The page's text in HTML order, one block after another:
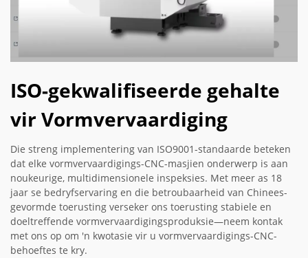
ISO-gekwalifiseerde gehalte
vir Vormvervaardiging
Die streng implementering van ISO9001-standaarde beteken
dat elke vormvervaardigings-CNC-masjien onderwerp is aan
noukeurige, multidimensionele inspeksies. Met meer as 18
jaar se bedryfservaring en die betroubaarheid van Chinees-
gevormde toerusting verseker ons toerusting stabiele en
doeltreffende vormvervaardigingsproduksie—neem kontak
met ons op om 'n kwotasie vir u vormvervaardigings-CNC-
behoeftes te kry.